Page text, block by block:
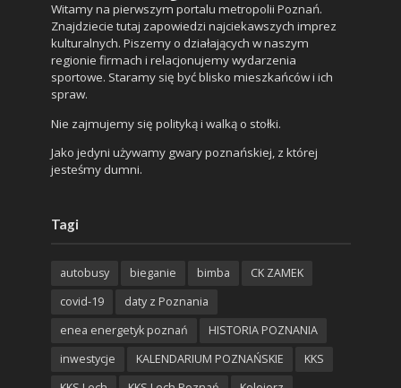
Witamy na pierwszym portalu metropolii Poznań.
Znajdziecie tutaj zapowiedzi najciekawszych imprez
kulturalnych. Piszemy o działających w naszym
regionie firmach i relacjonujemy wydarzenia
sportowe. Staramy się być blisko mieszkańców i ich
spraw.
Nie zajmujemy się polityką i walką o stołki.
Jako jedyni używamy gwary poznańskiej, z której
jesteśmy dumni.
Tagi
autobusy bieganie bimba
CK ZAMEK
covid-19
daty z Poznania
enea energetyk poznań
HISTORIA POZNANIA
inwestycje
KALENDARIUM POZNAŃSKIE
KKS